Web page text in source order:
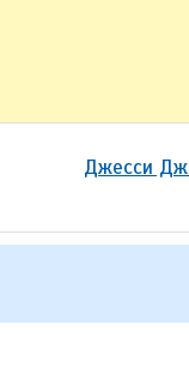
Джесси